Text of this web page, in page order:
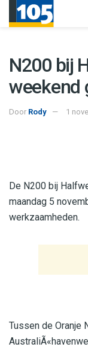
N200 bij
weekend
Door Rody 1
De N200 bij
maandag 5
werkzaamheden.
Tussen de Oranje